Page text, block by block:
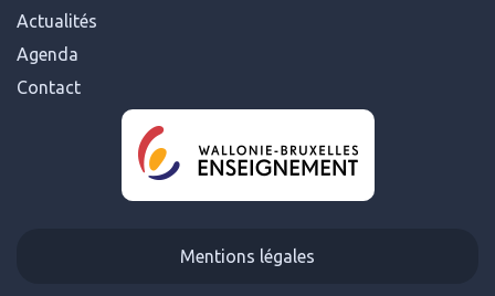
Actualités
Agenda
Contact
Mentions légales